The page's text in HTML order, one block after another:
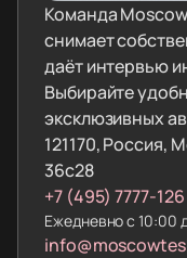
Команда
снимает
даёт интервью
Выбирайте
эксклюзивных
121170, Россия,
36с28
+7 (495) 7777-126
Ежедневно с 10:00